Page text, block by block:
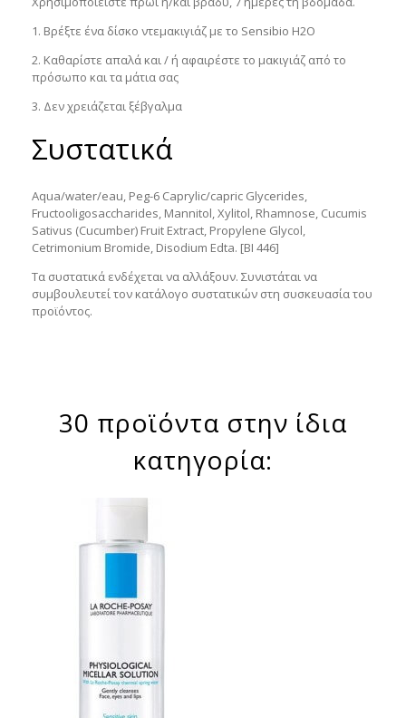
1. Βρέξτε ένα δίσκο ντεμακιγιάζ με το Sensibio H2O
2. Καθαρίστε απαλά και / ή αφαιρέστε το μακιγιάζ από το
πρόσωπο και τα μάτια σας
3. Δεν χρειάζεται ξέβγαλμα
Συστατικά
Aqua/water/eau, Peg-6 Caprylic/capric Glycerides,
Fructooligosaccharides, Mannitol, Xylitol, Rhamnose, Cucumis
Sativus (Cucumber) Fruit Extract, Propylene Glycol,
Cetrimonium Bromide, Disodium Edta. [BI 446]
Τα συστατικά ενδέχεται να αλλάξουν. Συνιστάται να
συμβουλευτεί τον κατάλογο συστατικών στη συσκευασία του
προϊόντος.
30 προϊόντα στην ίδια
κατηγορία: